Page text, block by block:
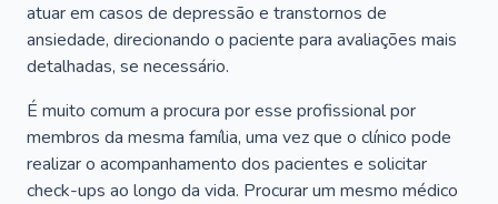
atuar em casos de depressão e transtornos de
ansiedade, direcionando o paciente para avaliações mais
detalhadas, se necessário.
É muito comum a procura por esse profissional por
membros da mesma família, uma vez que o clínico pode
realizar o acompanhamento dos pacientes e solicitar
check-ups ao longo da vida. Procurar um mesmo médico